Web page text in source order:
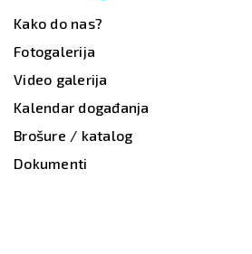
Kako do nas?
Fotogalerija
Video galerija
Kalendar događanja
Brošure / katalog
Dokumenti